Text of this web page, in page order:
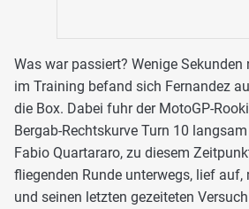
Was war passiert? Wenige
im Training befand sich Fernandez
die Box. Dabei fuhr der MotoGP-
Bergab-Rechtskurve Turn 10
Fabio Quartararo, zu diesem
fliegenden Runde unterwegs, lief auf,
und seinen letzten gezeiteten